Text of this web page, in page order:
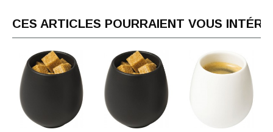
CES ARTICLES POURRAIENT VOUS